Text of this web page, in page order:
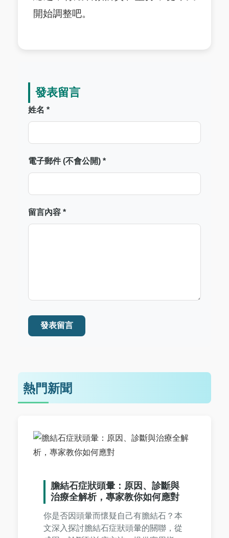
開始調整吧。
發表留言
姓名 *
電子郵件 (不會公開) *
留言內容 *
發表留言
熱門新聞
膽結石症狀頭暈：原因、診斷與
治療全解析，專家教你如何應對
你是否因頭暈而懷疑自己有膽結石？本
文深入探討膽結石症狀頭暈的關聯，從